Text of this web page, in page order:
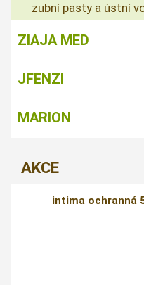
zubní pasty a ústní
ZIAJA MED
JFENZI
MARION
AKCE
intima ochranná